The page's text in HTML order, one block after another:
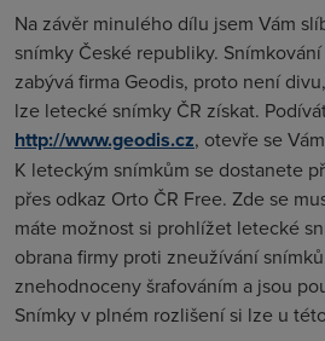
Na závěr minulého dílu jsem Vám
snímky České republiky.
zabývá firma Geodis, proto není
lze letecké snímky ČR získat.
http://www.geodis.cz, otevře se
K leteckým snímkům se dostanete
přes odkaz Orto ČR Free. Zde se
máte možnost si prohlížet letecké
obrana firmy proti zneužívání
znehodnoceny šrafováním a jsou
Snímky v plném rozlišení si lze u